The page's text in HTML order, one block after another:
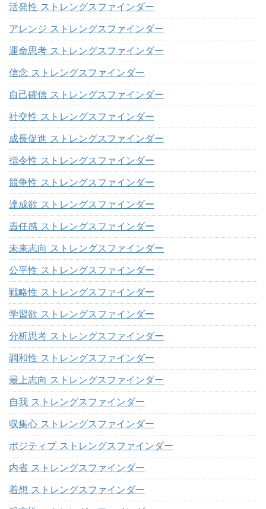
活発性 ストレングスファインダー
アレンジ ストレングスファインダー
運命思考 ストレングスファインダー
信念 ストレングスファインダー
自己確信 ストレングスファインダー
社交性 ストレングスファインダー
成長促進 ストレングスファインダー
指令性 ストレングスファインダー
競争性 ストレングスファインダー
達成欲 ストレングスファインダー
責任感 ストレングスファインダー
未来志向 ストレングスファインダー
公平性 ストレングスファインダー
戦略性 ストレングスファインダー
学習欲 ストレングスファインダー
分析思考 ストレングスファインダー
調和性 ストレングスファインダー
最上志向 ストレングスファインダー
自我 ストレングスファインダー
収集心 ストレングスファインダー
ポジティブ ストレングスファインダー
内省 ストレングスファインダー
着想 ストレングスファインダー